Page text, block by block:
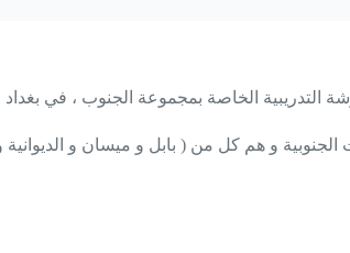
و هم كل من ( بابل و ميسان و